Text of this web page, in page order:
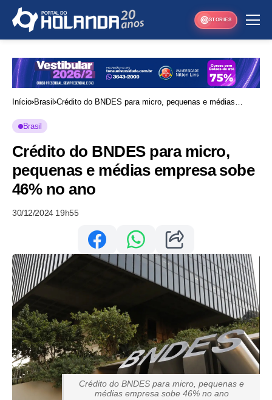
STORIES
Início Brasil Crédito do BNDES para micro, pequenas e médias
Brasil
Crédito do BNDES para micro,
pequenas e médias empresa sobe
46% no ano
30/12/2024 19h55
Crédito do BNDES para micro, pequenas e
médias empresa sobe 46% no ano